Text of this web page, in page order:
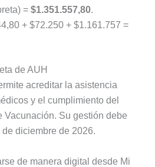
= $1.351.557,80.
+ $72.250 + $1.161.757 =
de AUH
acreditar la asistencia
y el cumplimiento del
Vacunación. Su gestión debe
diciembre de 2026.
de manera digital desde Mi